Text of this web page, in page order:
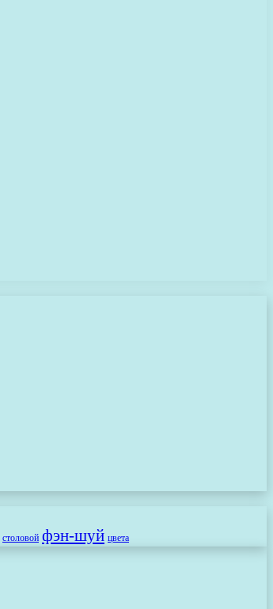
столовой фэн-шуй цвета